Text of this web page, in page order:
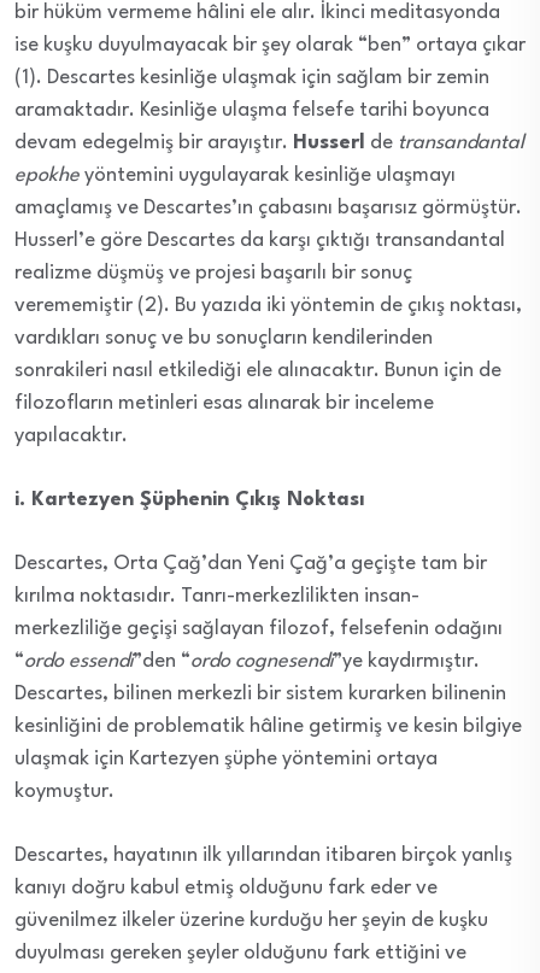
bir hüküm vermeme hâlini ele alır. İkinci meditasyonda
ise kuşku duyulmayacak bir şey olarak “ben” ortaya çıkar
(1). Descartes kesinliğe ulaşmak için sağlam bir zemin
aramaktadır. Kesinliğe ulaşma felsefe tarihi boyunca
devam edegelmiş bir arayıştır. Husserl de transandantal
epokhe yöntemini uygulayarak kesinliğe ulaşmayı
amaçlamış ve Descartes’ın çabasını başarısız görmüştür.
Husserl’e göre Descartes da karşı çıktığı transandantal
realizme düşmüş ve projesi başarılı bir sonuç
verememiştir (2). Bu yazıda iki yöntemin de çıkış noktası,
vardıkları sonuç ve bu sonuçların kendilerinden
sonrakileri nasıl etkilediği ele alınacaktır. Bunun için de
filozofların metinleri esas alınarak bir inceleme
yapılacaktır.
i. Kartezyen Şüphenin Çıkış Noktası
Descartes, Orta Çağ’dan Yeni Çağ’a geçişte tam bir
kırılma noktasıdır. Tanrı-merkezlilikten insan-
merkezliliğe geçişi sağlayan filozof, felsefenin odağını
“ordo essendi”den “ordo cognesendi”ye kaydırmıştır.
Descartes, bilinen merkezli bir sistem kurarken bilinenin
kesinliğini de problematik hâline getirmiş ve kesin bilgiye
ulaşmak için Kartezyen şüphe yöntemini ortaya
koymuştur.
Descartes, hayatının ilk yıllarından itibaren birçok yanlış
kanıyı doğru kabul etmiş olduğunu fark eder ve
güvenilmez ilkeler üzerine kurduğu her şeyin de kuşku
duyulması gereken şeyler olduğunu fark ettiğini ve